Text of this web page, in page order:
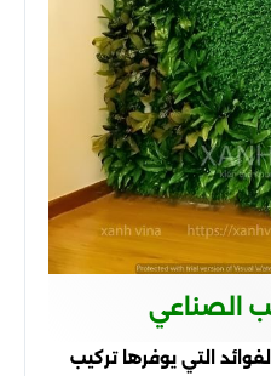
الصناعي
التي يوفرها تركيب